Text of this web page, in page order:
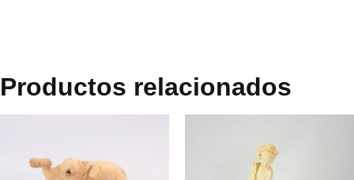
Productos relacionados